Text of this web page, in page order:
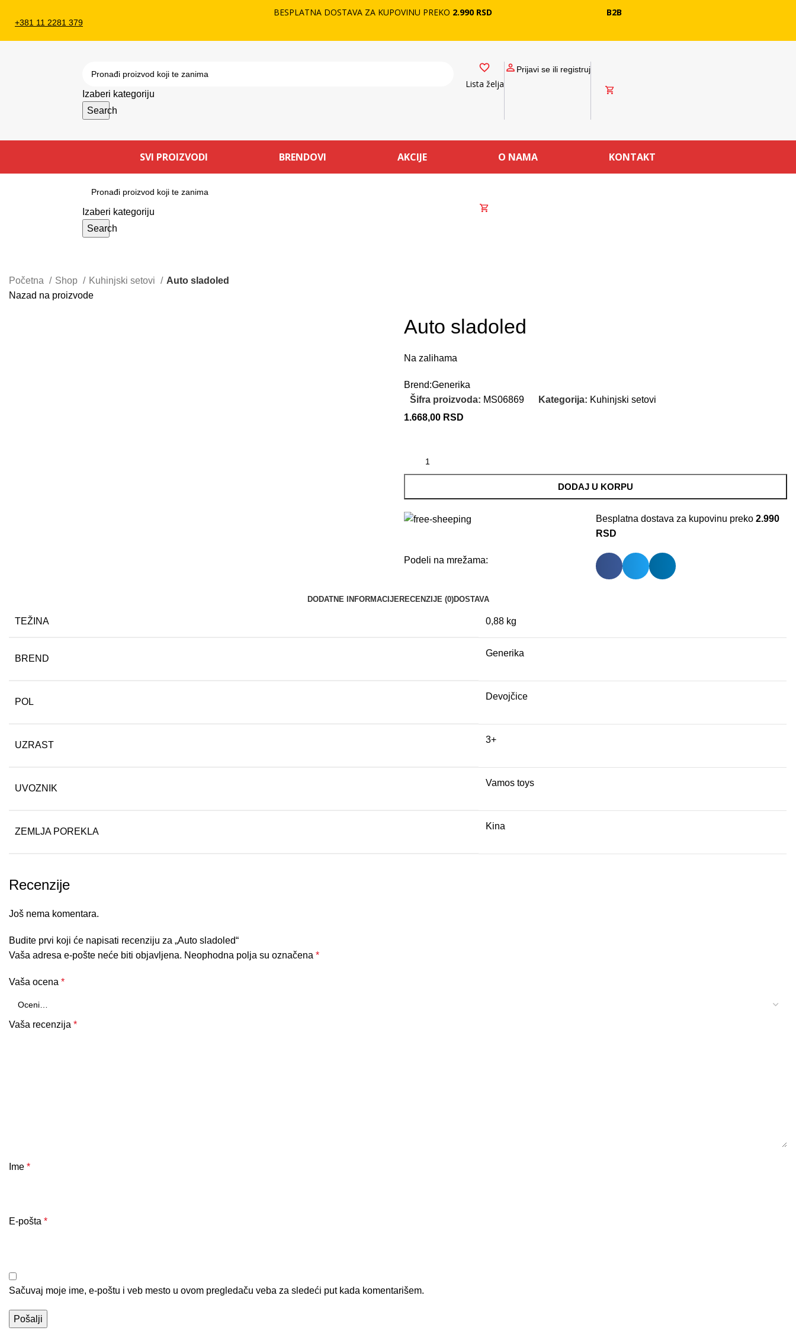
+381 11 2281 379
BESPLATNA DOSTAVA ZA KUPOVINU PREKO 2.990 RSD B2B
Izaberi kategoriju
Search
Lista želja
Prijavi se ili registruj
SVI PROIZVODI BRENDOVI AKCIJE O NAMA KONTAKT
Izaberi kategoriju
Search
Početna Shop Kuhinjski setovi
Auto sladoled
Nazad na proizvode
Auto sladoled
Na zalihama
Brend:Generika
Šifra proizvoda: MS06869 Kategorija: Kuhinjski setovi
1.668,00 RSD
DODAJ U KORPU
Besplatna dostava za kupovinu preko 2.990
RSD
Podeli na mrežama:
DODATNE INFORMACIJERECENZIJE (0)DOSTAVA
TEŽINA 0,88 kg
BREND
Generika
POL
Devojčice
UZRAST
3+
UVOZNIK
Vamos toys
ZEMLJA POREKLA
Kina
Recenzije
Još nema komentara.
Budite prvi koji će napisati recenziju za „Auto sladoled“
Vaša adresa e-pošte neće biti objavljena. Neophodna polja su označena*
Vaša ocena*
Vaša recenzija*
Ime*
E-pošta*
Sačuvaj moje ime, e-poštu i veb mesto u ovom pregledaču veba za sledeći put kada komentarišem.